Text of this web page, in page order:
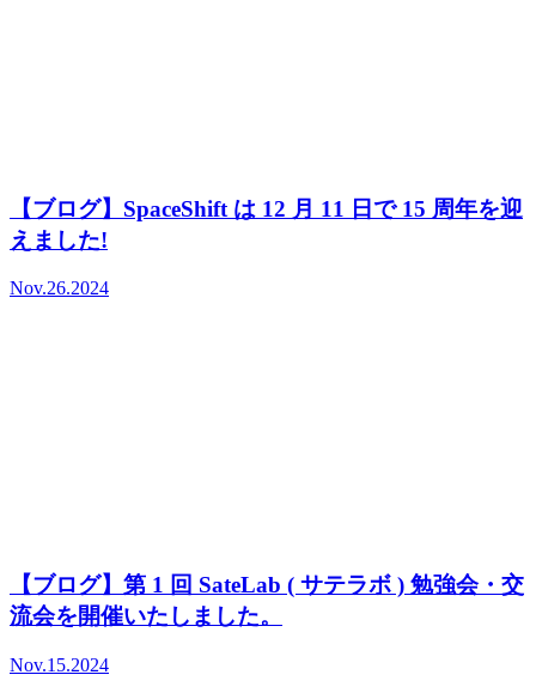
【ブログ】SpaceShift は 12 月 11 日で 15 周年を迎
えました!
Nov.26.2024
【ブログ】第 1 回 SateLab ( サテラボ ) 勉強会・交
流会を開催いたしました。
Nov.15.2024